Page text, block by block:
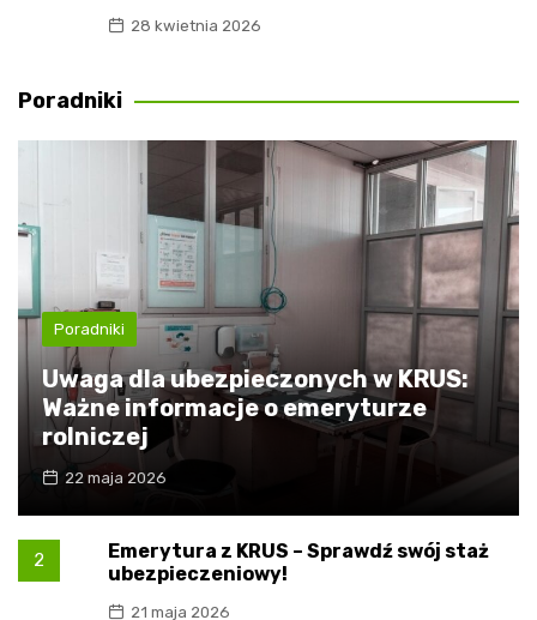
28 kwietnia 2026
Poradniki
Poradniki
Uwaga dla ubezpieczonych w KRUS:
Ważne informacje o emeryturze
rolniczej
22 maja 2026
2
Emerytura z KRUS – Sprawdź swój staż
ubezpieczeniowy!
21 maja 2026